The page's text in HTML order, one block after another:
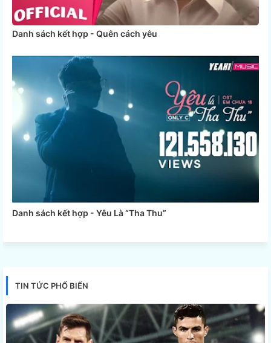
Danh sách kết hợp - Quên cách yêu
Danh sách kết hợp - Yêu Là “Tha Thu”
TIN TỨC PHỔ BIẾN